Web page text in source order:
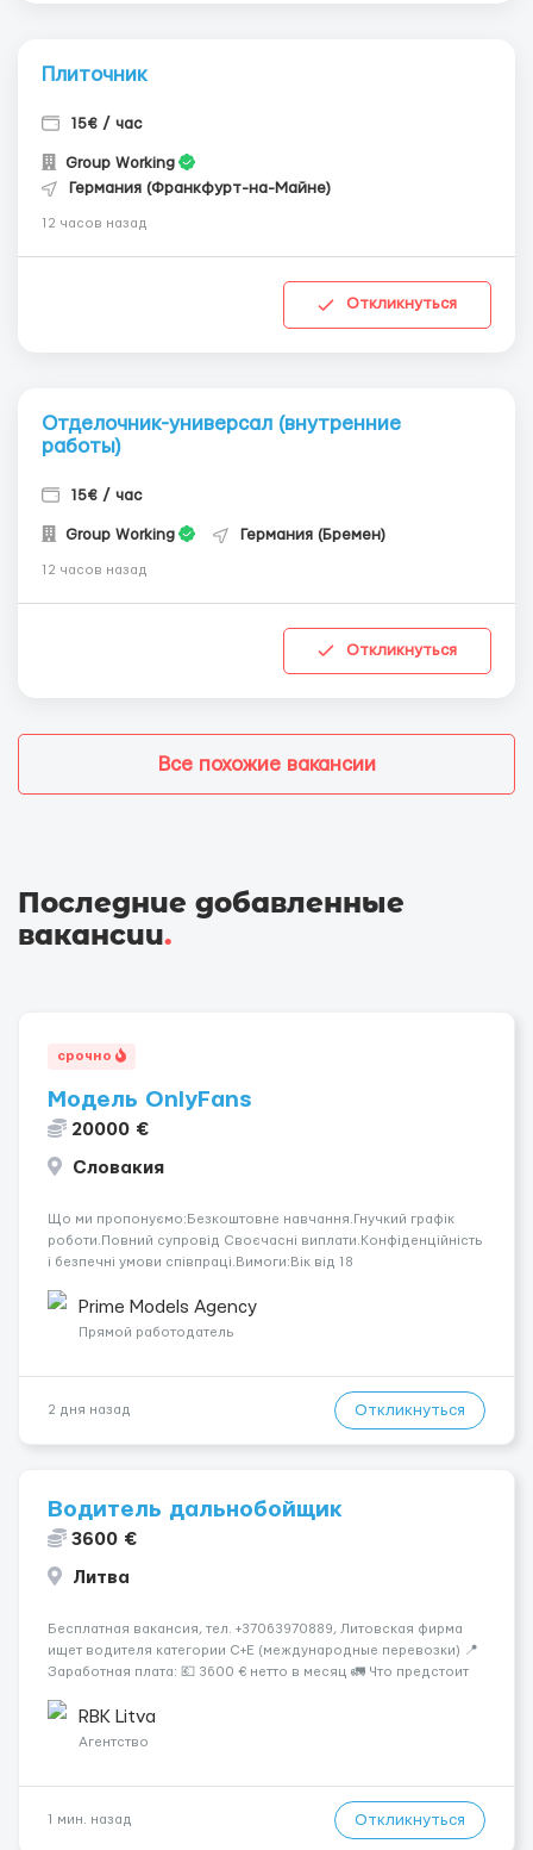
Плиточник
15€ / час
Group Working
Германия (Франкфурт-на-Майне)
12 часов назад
Откликнуться
Отделочник-универсал (внутренние
работы)
15€ / час
Group Working Германия (Бремен)
12 часов назад
Откликнуться
Все похожие вакансии
Последние добавленные
вакансии.
срочно
Модель OnlyFans
20000 €
Словакия
Що ми пропонуємо:Безкоштовне навчання.Гнучкий графік
роботи.Повний супровід Своєчасні виплати.Конфіденційність
і безпечні умови співпраці.Вимоги:Вік від 18
розвиватися.Досвід не обов’язковий.Якщо вас зацікавила
вакансія — залишайте відгук, і ми зв’яжемося ...
Prime Models Agency
Прямой работодатель
2 дня назад Откликнуться
Водитель дальнобойщик
3600 €
Литва
Бесплатная вакансия, тел. +37063970889, Литовская фирма
ищет водителя категории C+E (международные перевозки) 📍
Заработная плата: 💶 3600 € нетто в месяц 🚛 Что предстоит
рефрижераторах. В среднем 400–500 км в день. Погрузки и
разгрузки ...
RBK Litva
Агентство
1 мин. назад Откликнуться